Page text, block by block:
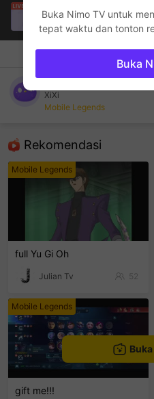
Christine Eunmin
Mobile Legends
57
Chat
XiXi
Mobile Legends
Rekomendasi
Mobile Legends
full Yu Gi Oh
Julian Tv 52
Mobile Legends
gift me!!!
Buka Nimo TV untuk
tepat waktu dan tonton
Buka
sentinelEnd